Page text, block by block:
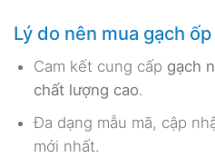
Lý do nên mua gạch
Cam kết cung cấp gạch
chất lượng cao.
Đa dạng mẫu mã, cập
mới nhất.